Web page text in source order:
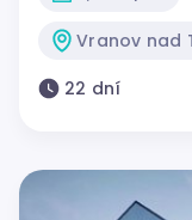
Vranov nad
22 dní